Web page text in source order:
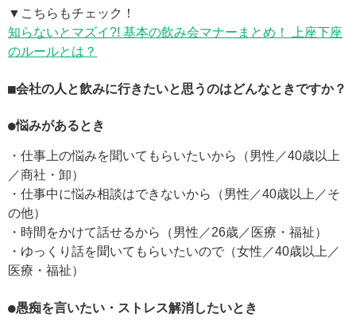
▼こちらもチェック！
知らないとマズイ?! 基本の飲み会マナーまとめ！ 上座下座
のルールとは？
■会社の人と飲みに行きたいと思うのはどんなときですか？
●悩みがあるとき
・仕事上の悩みを聞いてもらいたいから（男性／40歳以上
／商社・卸）
・仕事中に悩み相談はできないから（男性／40歳以上／そ
の他）
・時間をかけて話せるから（男性／26歳／医療・福祉）
・ゆっくり話を聞いてもらいたいので（女性／40歳以上／
医療・福祉）
●愚痴を言いたい・ストレス解消したいとき